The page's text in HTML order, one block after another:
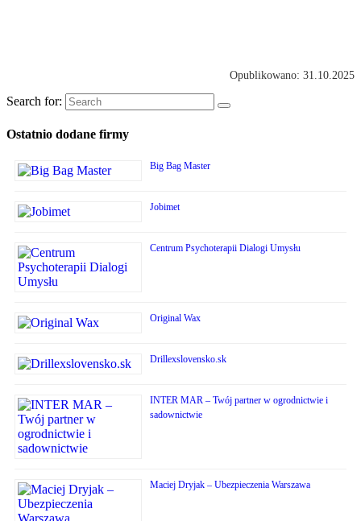
Opublikowano: 31.10.2025
Search for:
Ostatnio dodane firmy
Big Bag Master
Jobimet
Centrum Psychoterapii Dialogi Umysłu
Original Wax
Drillexslovensko.sk
INTER MAR – Twój partner w ogrodnictwie i
sadownictwie
Maciej Dryjak – Ubezpieczenia Warszawa